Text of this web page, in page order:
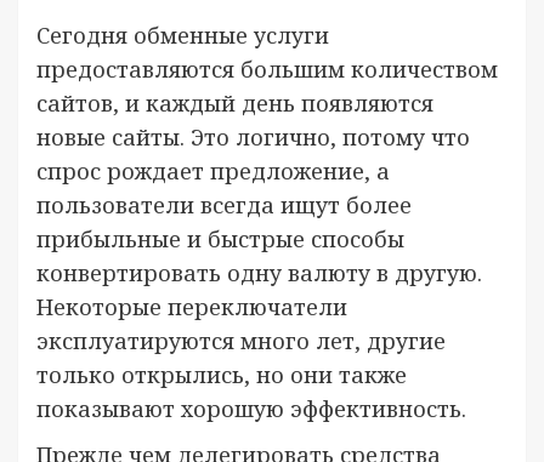
Сегодня обменные услуги
предоставляются большим количеством
сайтов, и каждый день появляются
новые сайты. Это логично, потому что
спрос рождает предложение, а
пользователи всегда ищут более
прибыльные и быстрые способы
конвертировать одну валюту в другую.
Некоторые переключатели
эксплуатируются много лет, другие
только открылись, но они также
показывают хорошую эффективность.
Прежде чем делегировать средства